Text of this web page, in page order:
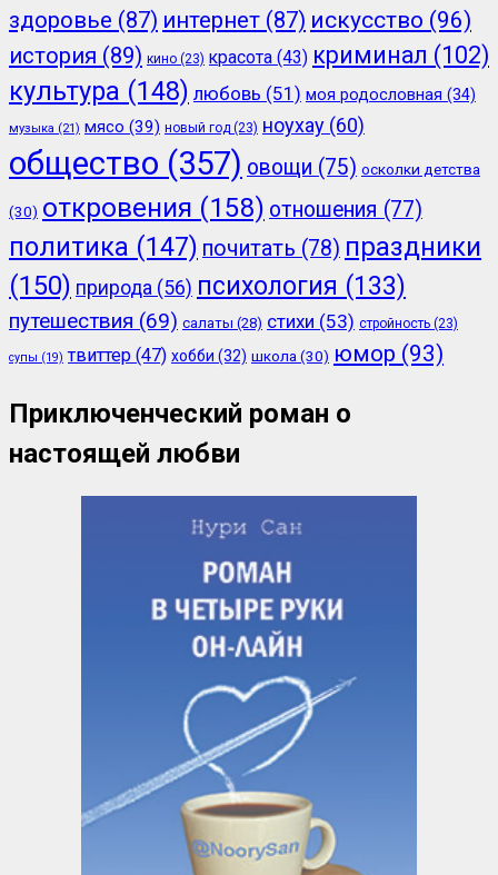
здоровье (87) интернет (87) искусство (96)
история (89) кино (23) красота (43) криминал (102)
культура (148) любовь (51) моя родословная (34)
музыка (21) мясо (39) новый год (23) ноухау (60)
общество (357) овощи (75) осколки детства
(30) откровения (158) отношения (77)
политика (147) почитать (78) праздники
(150) природа (56) психология (133)
путешествия (69) салаты (28) стихи (53) стройность (23)
супы (19) твиттер (47) хобби (32) школа (30) юмор (93)
Приключенческий роман о
настоящей любви